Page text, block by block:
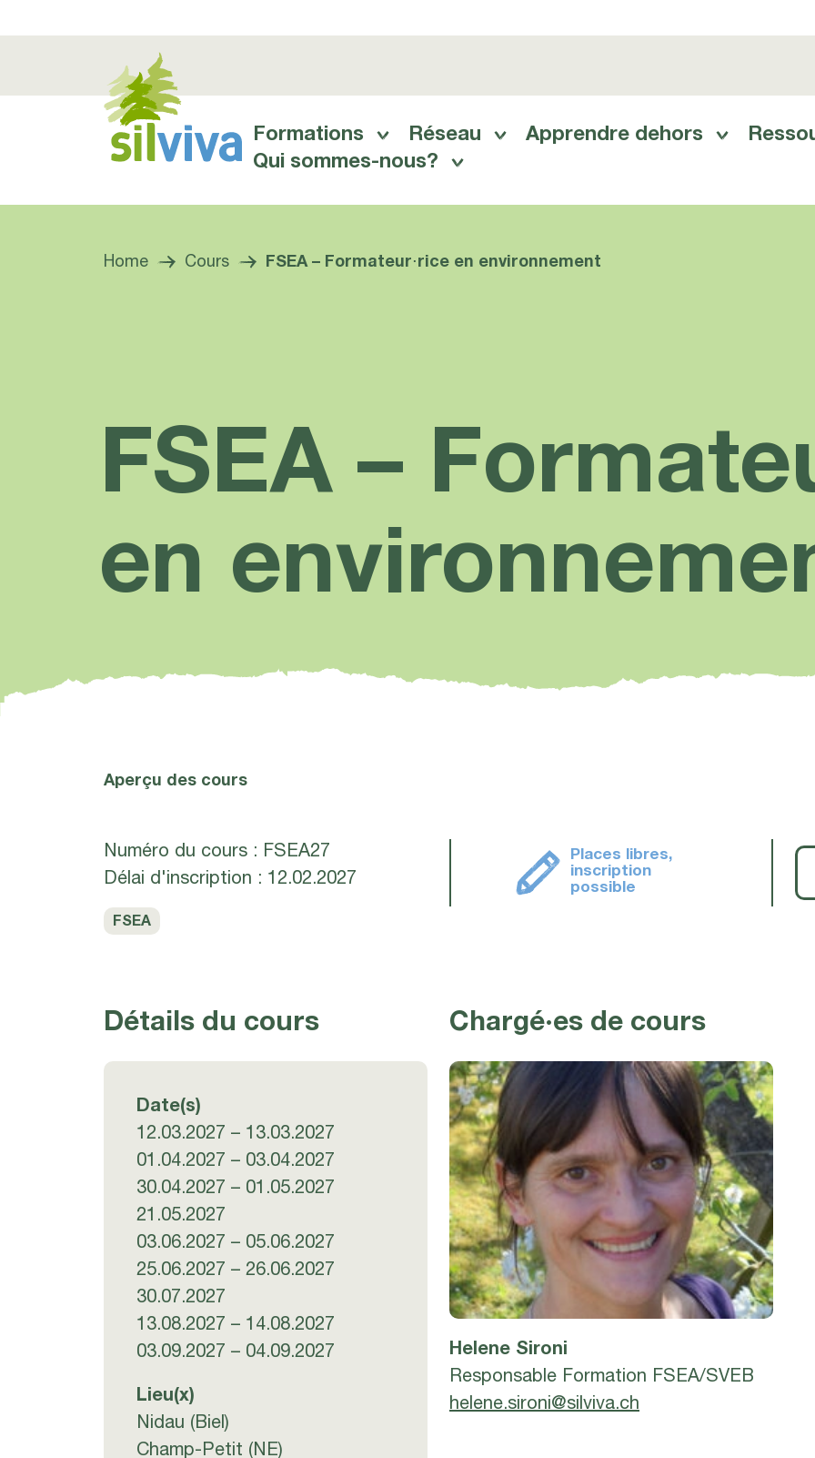
Hauptnavigation
Formations Réseau Apprendre dehors
Qui sommes-nous?
Navigation öffnen bzw. schliessen
Home Cours FSEA – Formateur⋅rice en environnement
FSEA –
en
Aperçu des cours
Numéro du cours : FSEA27
Délai d'inscription : 12.02.2027
FSEA
inscription
possible
Détails du cours
Date(s)
12.03.2027 – 13.03.2027
01.04.2027 – 03.04.2027
30.04.2027 – 01.05.2027
21.05.2027
03.06.2027 – 05.06.2027
25.06.2027 – 26.06.2027
30.07.2027
13.08.2027 – 14.08.2027
03.09.2027 – 04.09.2027
Lieu(x)
Nidau (Biel)
Champ-Petit (NE)
Chargé·es de cours
Helene Sironi
Responsable Formation FSEA/SVEB
helene.sironi@silviva.ch